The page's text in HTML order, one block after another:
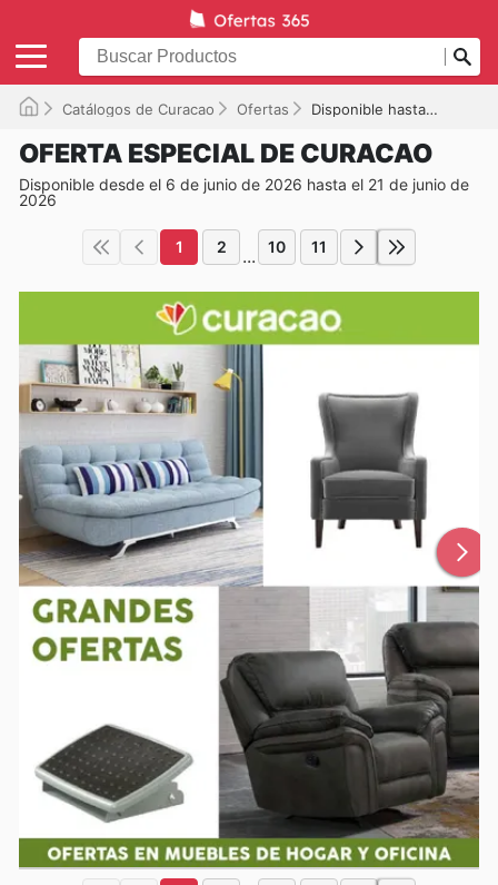
Catálogos de Curacao Ofertas Disponible hasta el 21/06/2026
OFERTA ESPECIAL DE CURACAO
Disponible desde el 6 de junio de 2026 hasta el 21 de junio de
2026
1 2 ... 10 11